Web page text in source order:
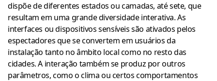
dispõe de diferentes estados ou camadas, até sete, que
resultam em uma grande diversidade interativa. As
interfaces ou dispositivos sensíveis são ativados pelos
espectadores que se convertem em usuários da
instalação tanto no âmbito local como no resto das
cidades. A interação também se produz por outros
parâmetros, como o clima ou certos comportamentos